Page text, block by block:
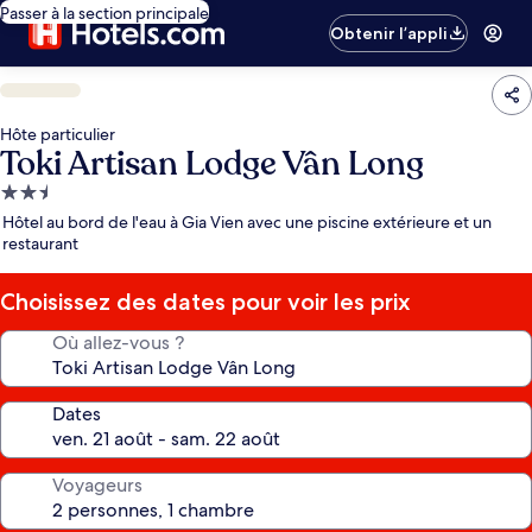
Passer à la section principale
Obtenir l’appli
Hôte particulier
Toki Artisan Lodge Vân Long
Hébergement
2.5 étoiles
Hôtel au bord de l'eau à Gia Vien avec une piscine extérieure et un
restaurant
Choisissez des dates pour voir les prix
Où allez-vous ?
Dates
Voyageurs